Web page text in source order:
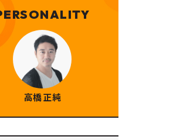
高橋 正純